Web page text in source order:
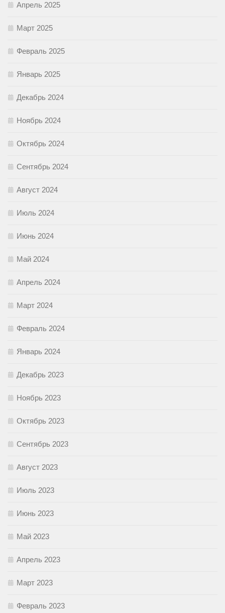
Апрель 2025
Март 2025
Февраль 2025
Январь 2025
Декабрь 2024
Ноябрь 2024
Октябрь 2024
Сентябрь 2024
Август 2024
Июль 2024
Июнь 2024
Май 2024
Апрель 2024
Март 2024
Февраль 2024
Январь 2024
Декабрь 2023
Ноябрь 2023
Октябрь 2023
Сентябрь 2023
Август 2023
Июль 2023
Июнь 2023
Май 2023
Апрель 2023
Март 2023
Февраль 2023